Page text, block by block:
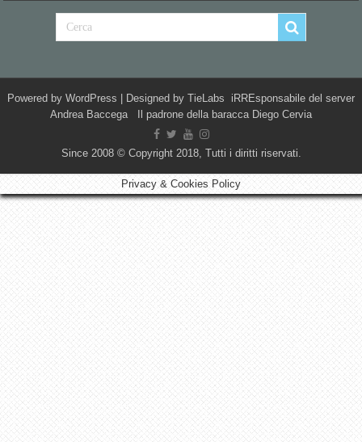
Powered by WordPress | Designed by TieLabs iRREsponsabile del server
Andrea Baccega Il padrone della baracca Diego Cervia
Since 2008 © Copyright 2018, Tutti i diritti riservati.
Privacy & Cookies Policy